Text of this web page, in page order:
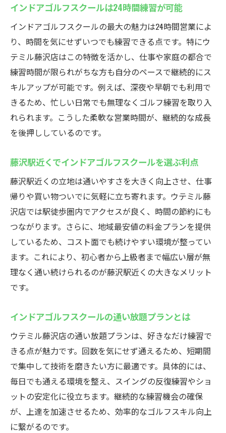
ウテミル藤沢店と他インドアゴルフスクー
ル比較
初心者歓迎！ウテミル藤沢店の魅力
初心者が安心して通えるインドアゴルフス
クール
ウテミル藤沢店で受けられる丁寧なレッス
ン内容
インドアゴルフスクールで無料貸出クラブ
藤沢のインドアゴルフスクールは初心者に
も最適
ウテミル藤沢店の通いやすさとサポート体
制
インドアゴルフスクールが初心者に人気の
理由
手ぶらで通える藤沢のインドアゴルフ
インドアゴルフスクールで手ぶら通学を実
フ事情
忙しい方も通いやすいインドアゴルフスク
ール
ウテミル藤沢店の快適な手ぶらゴルフ環境
インドアゴルフスクールで気軽に練習を続
ける
手軽さが魅力の藤沢インドアゴルフスクー
インドアゴルフスクールは24時間練習が可能
インドアゴルフスクールの最大の魅力は24時間営業によ
り、時間を気にせずいつでも練習できる点です。特にウ
テミル藤沢店はこの特徴を活かし、仕事や家庭の都合で
練習時間が限られがちな方も自分のペースで継続的にス
キルアップが可能です。例えば、深夜や早朝でも利用で
きるため、忙しい日常でも無理なくゴルフ練習を取り入
れられます。こうした柔軟な営業時間が、継続的な成長
を後押ししているのです。
藤沢駅近くでインドアゴルフスクールを選ぶ利点
藤沢駅近くの立地は通いやすさを大きく向上させ、仕事
帰りや買い物ついでに気軽に立ち寄れます。ウテミル藤
沢店では駅徒歩圏内でアクセスが良く、時間の節約にも
つながります。さらに、地域最安値の料金プランを提供
しているため、コスト面でも続けやすい環境が整ってい
ます。これにより、初心者から上級者まで幅広い層が無
理なく通い続けられるのが藤沢駅近くの大きなメリット
です。
インドアゴルフスクールの通い放題プランとは
ウテミル藤沢店の通い放題プランは、好きなだけ練習で
きる点が魅力です。回数を気にせず通えるため、短期間
で集中して技術を磨きたい方に最適です。具体的には、
毎日でも通える環境を整え、スイングの反復練習やショ
ットの安定化に役立ちます。継続的な練習機会の確保
が、上達を加速させるため、効率的なゴルフスキル向上
に繋がるのです。